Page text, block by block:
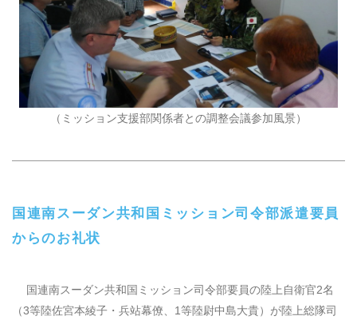
（ミッション支援部関係者との調整会議参加風景）
国連南スーダン共和国ミッション司令部派遣要員
からのお礼状
国連南スーダン共和国ミッション司令部要員の陸上自衛官2名
（3等陸佐宮本綾子・兵站幕僚、 1等陸尉中島大貴）が陸上総隊司